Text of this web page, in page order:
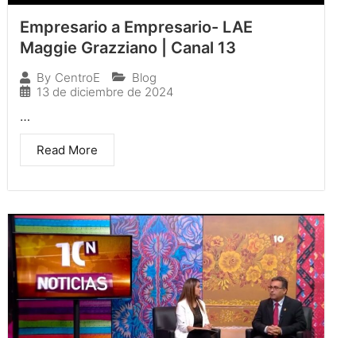
Empresario a Empresario- LAE
Maggie Grazziano | Canal 13
By CentroE
Blog
13 de diciembre de 2024
…
Read More